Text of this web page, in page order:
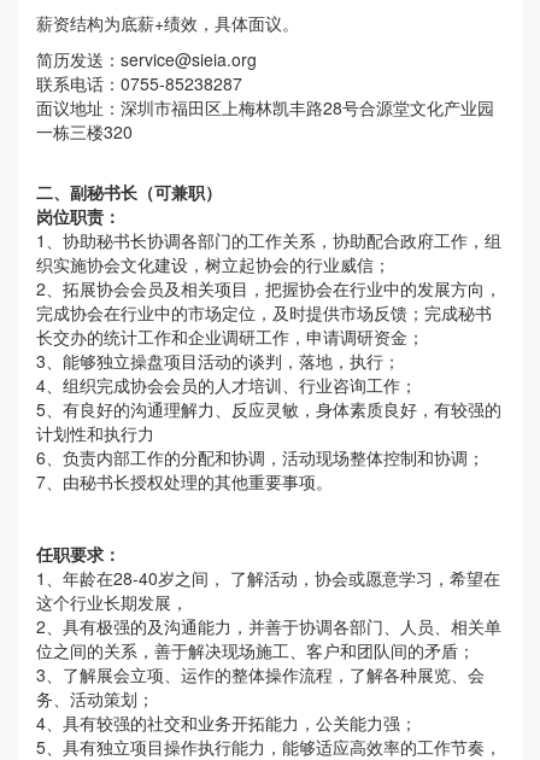
薪资结构为底薪+绩效，具体面议。
简历发送： service@sieia.org
联系电话：0755-85238287
面议地址：深圳市福田区上梅林凯丰路28号合源堂文化产业园
一栋三楼320
二、副秘书长（可兼职）
岗位职责：
1、协助秘书长协调各部门的工作关系，协助配合政府工作，组
织实施协会文化建设，树立起协会的行业威信；
2、拓展协会会员及相关项目，把握协会在行业中的发展方向，
完成协会在行业中的市场定位，及时提供市场反馈；完成秘书
长交办的统计工作和企业调研工作，申请调研资金；
3、能够独立操盘项目活动的谈判，落地，执行；
4、组织完成协会会员的人才培训、行业咨询工作；
5、有良好的沟通理解力、反应灵敏，身体素质良好，有较强的
计划性和执行力
6、负责内部工作的分配和协调，活动现场整体控制和协调；
7、由秘书长授权处理的其他重要事项。
任职要求：
1、年龄在28-40岁之间， 了解活动，协会或愿意学习，希望在
这个行业长期发展，
2、具有极强的及沟通能力，并善于协调各部门、人员、相关单
位之间的关系，善于解决现场施工、客户和团队间的矛盾；
3、了解展会立项、运作的整体操作流程，了解各种展览、会
务、活动策划；
4、具有较强的社交和业务开拓能力，公关能力强；
5、具有独立项目操作执行能力，能够适应高效率的工作节奏，